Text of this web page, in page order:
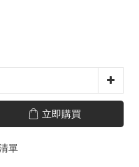
立即購買
單